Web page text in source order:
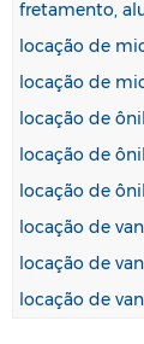
fretamento,
locação de
locação de
locação de
locação de
locação de
locação de
locação de
locação de